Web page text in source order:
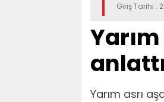
Giriş Tarihi :
Yarım asrı